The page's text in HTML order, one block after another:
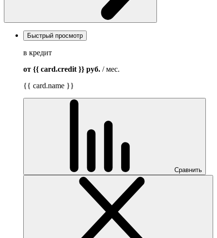
Быстрый просмотр
в кредит
от {{ card.credit }} руб. / мес.
{{ card.name }}
Сравнить